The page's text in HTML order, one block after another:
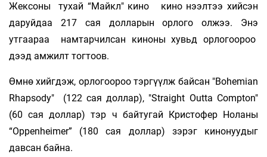
Жексоны тухай “Майкл" кино кино нээлтээ хийсэн
даруйдаа 217 сая долларын орлого олжээ. Энэ
утгаараа намтарчилсан киноны хувьд орлогоороо
дээд амжилт тогтоов.
Өмнө хийгдэж, орлогоороо тэргүүлж байсан "Bohemian
Rhapsody" (122 сая доллар), "Straight Outta Compton"
(60 сая доллар) тэр ч байтугай Кристофер Ноланы
“Oppenheimer” (180 сая доллар) зэрэг кинонуудыг
давсан байна.